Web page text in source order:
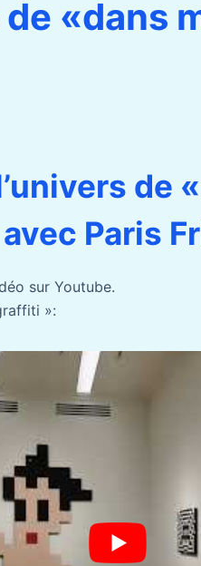
«dans
de
Paris
sur Youtube.
»: